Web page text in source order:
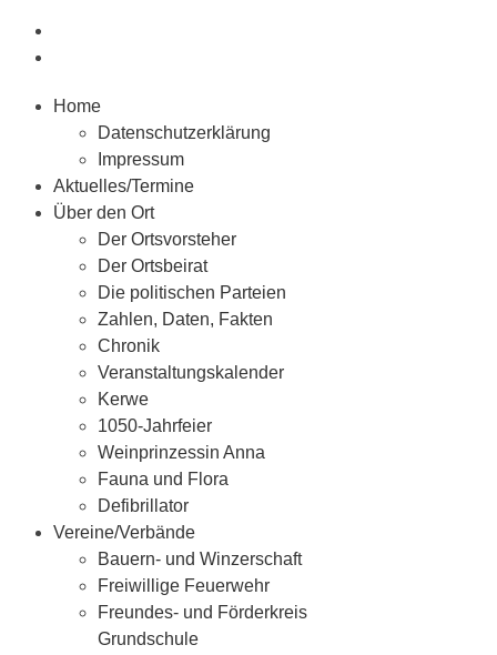
Home
Datenschutzerklärung
Impressum
Aktuelles/Termine
Über den Ort
Der Ortsvorsteher
Der Ortsbeirat
Die politischen Parteien
Zahlen, Daten, Fakten
Chronik
Veranstaltungskalender
Kerwe
1050-Jahrfeier
Weinprinzessin Anna
Fauna und Flora
Defibrillator
Vereine/Verbände
Bauern- und Winzerschaft
Freiwillige Feuerwehr
Freundes- und Förderkreis
Grundschule